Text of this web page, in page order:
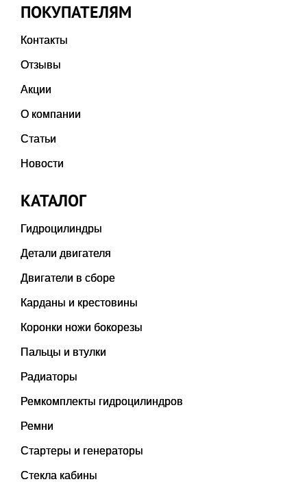
ПОКУПАТЕЛЯМ
Контакты
Отзывы
Акции
О компании
Статьи
Новости
КАТАЛОГ
Гидроцилиндры
Детали двигателя
Двигатели в сборе
Карданы и крестовины
Коронки ножи бокорезы
Пальцы и втулки
Радиаторы
Ремкомплекты гидроцилиндров
Ремни
Стартеры и генераторы
Стекла кабины